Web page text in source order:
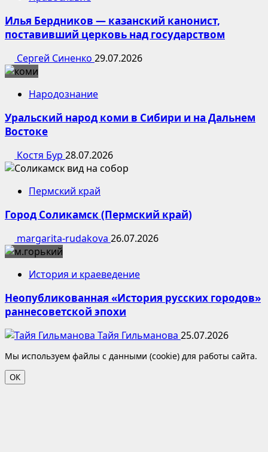
Илья Бердников — казанский канонист,
поставивший церковь над государством
Сергей Синенко 29.07.2026
Народознание
Уральский народ коми в Сибири и на Дальнем
Востоке
Костя Бур 28.07.2026
Пермский край
Город Соликамск (Пермский край)
margarita-rudakova 26.07.2026
История и краеведение
Неопубликованная «История русских городов»
раннесоветской эпохи
Тайя Гильманова 25.07.2026
Мы используем файлы с данными (cookie) для работы сайта.
ОК